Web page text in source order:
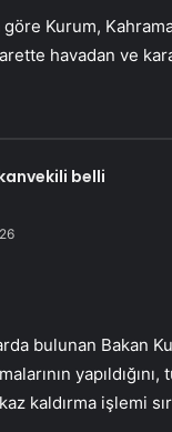
göre Kurum,
havadan ve
belli
bulunan Bakan
kaldırma işlemi